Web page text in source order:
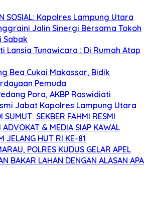
SOSIAL: Kapolres Lampung Utara
Jalin Sinergi Bersama Tokoh
Sabak
Lansia Tunawicara : Di Rumah Atap
Bea Cukai Makassar, Bidik
Pemuda
Pora, AKBP Raswidiati
Jabat Kapolres Lampung Utara
SUMUT: SEKBER FAHMI RESMI
ADVOKAT & MEDIA SIAP KAWAL
JELANG HUT RI KE-81
POLRES KUDUS GELAR APEL
BAKAR LAHAN DENGAN ALASAN APA